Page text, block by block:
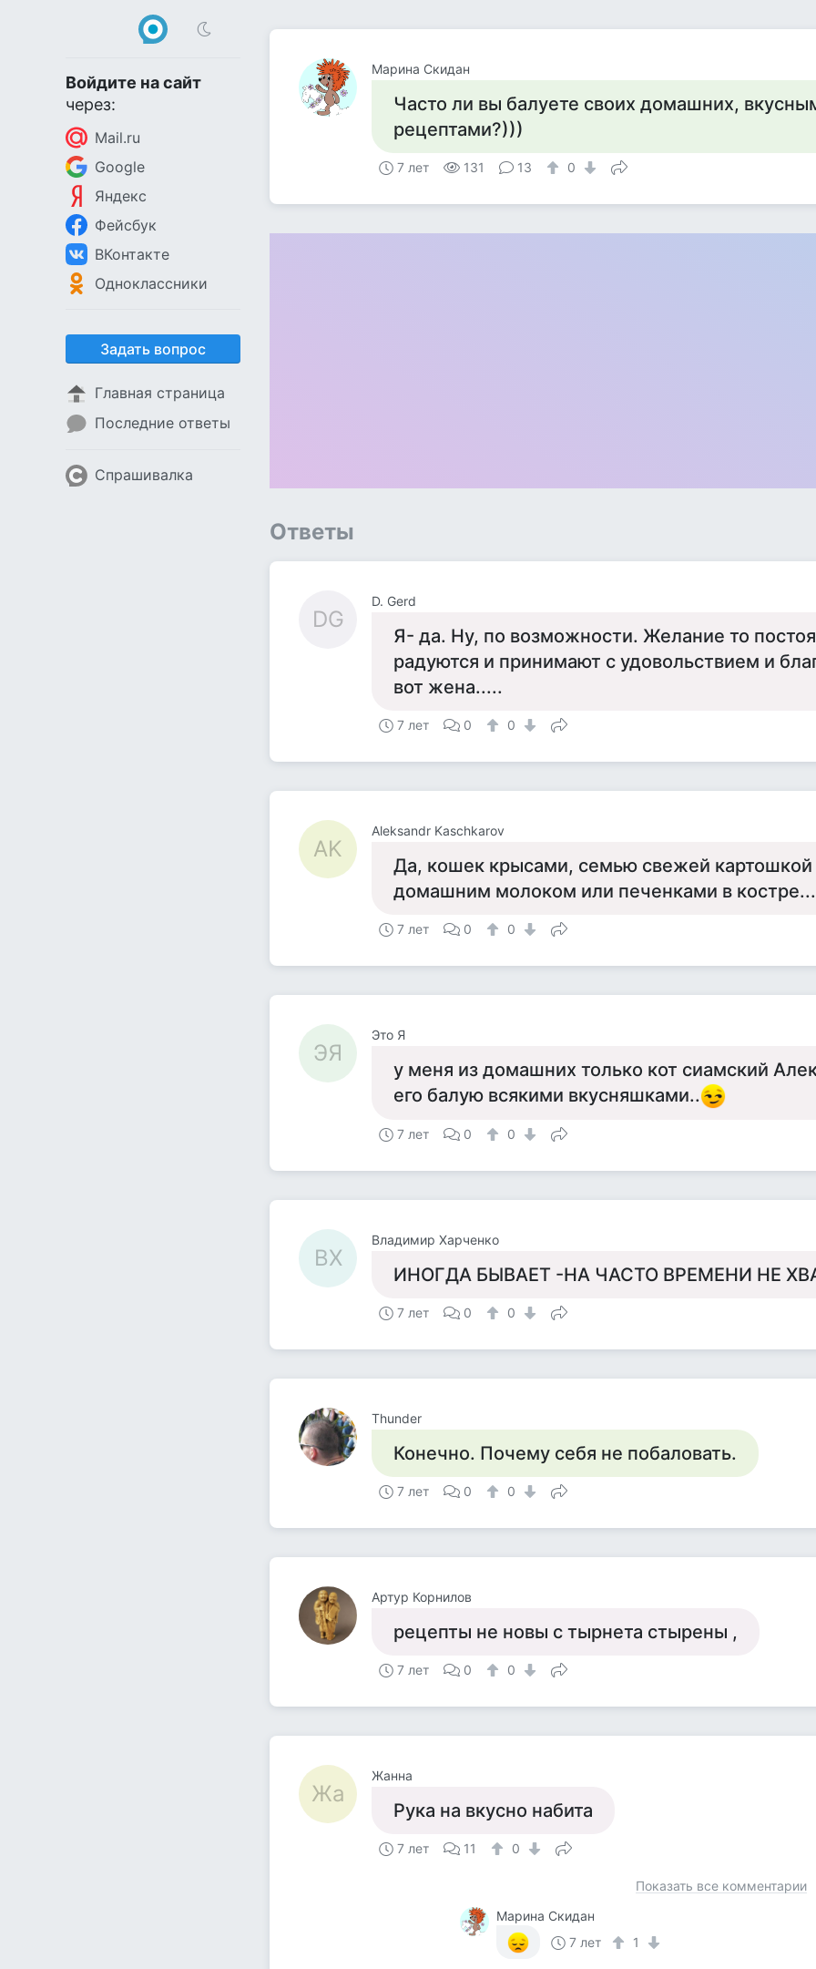
Войдите на сайт
через:
Mail.ru
Google
Яндекс
Фейсбук
ВКонтакте
Одноклассники
Задать вопрос
Главная страница
Последние ответы
Спрашивалка
Марина Скидан
Часто ли вы балуете своих домашних,
рецептами?)))
7 лет 131 13 0
Ответы
DG
D. Gerd
Я- да. Ну, по возможности. Желание то
радуются и принимают с удовольствием и
вот жена.....
7 лет 0 0
AK
Aleksandr Kaschkarov
Да, кошек крысами, семью свежей картошкой
домашним молоком или печенками в костре...
7 лет 0 0
ЭЯ
Это Я
у меня из домашних только кот сиамский
его балую всякими вкусняшками..
7 лет 0 0
ВХ
Владимир Харченко
ИНОГДА БЫВАЕТ -НА ЧАСТО ВРЕМЕНИ НЕ
7 лет 0 0
Thunder
Конечно. Почему себя не побаловать.
7 лет 0 0
Артур Корнилов
рецепты не новы с тырнета стырены ,
7 лет 0 0
Жа
Жанна
Рука на вкусно набита
7 лет 11 0
Показать все комментарии
Марина Скидан
7 лет
1